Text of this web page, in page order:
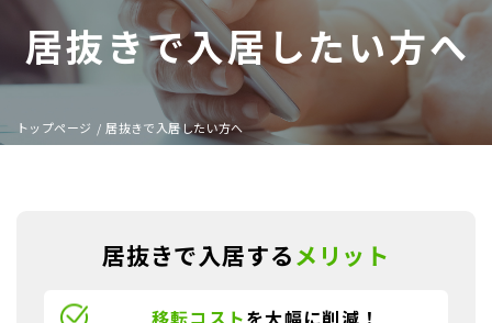
居抜きで入居したい方へ
トップページ / 居抜きで入居したい方へ
居抜きで入居するメリット
移転コストを大幅に削減！